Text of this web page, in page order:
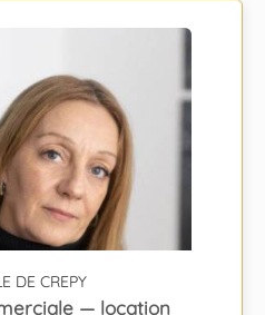
DE CREPY
— location